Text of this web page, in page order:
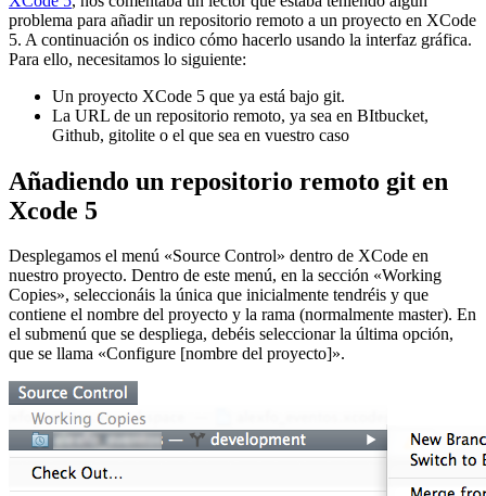
problema para añadir un repositorio remoto a un proyecto en XCode
5. A continuación os indico cómo hacerlo usando la interfaz gráfica.
Para ello, necesitamos lo siguiente:
Un proyecto XCode 5 que ya está bajo git.
La URL de un repositorio remoto, ya sea en BItbucket,
Github, gitolite o el que sea en vuestro caso
Añadiendo un repositorio remoto git en
Xcode 5
Desplegamos el menú «Source Control» dentro de XCode en
nuestro proyecto. Dentro de este menú, en la sección «Working
Copies», seleccionáis la única que inicialmente tendréis y que
contiene el nombre del proyecto y la rama (normalmente master). En
el submenú que se despliega, debéis seleccionar la última opción,
que se llama «Configure [nombre del proyecto]».